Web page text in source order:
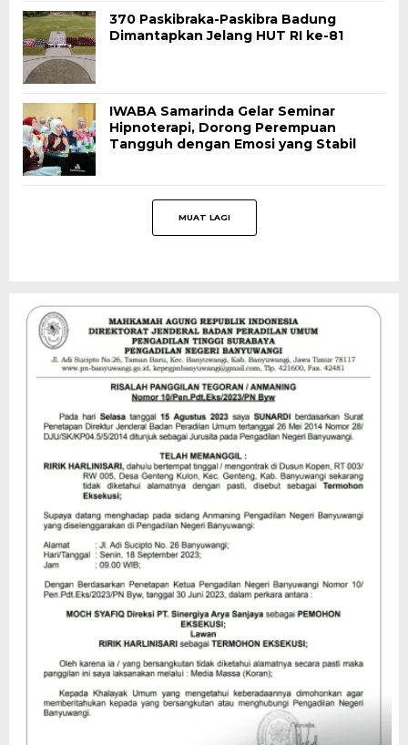
370 Paskibraka-Paskibra Badung
Dimantapkan Jelang HUT RI ke-81
IWABA Samarinda Gelar Seminar
Hipnoterapi, Dorong Perempuan
Tangguh dengan Emosi yang Stabil